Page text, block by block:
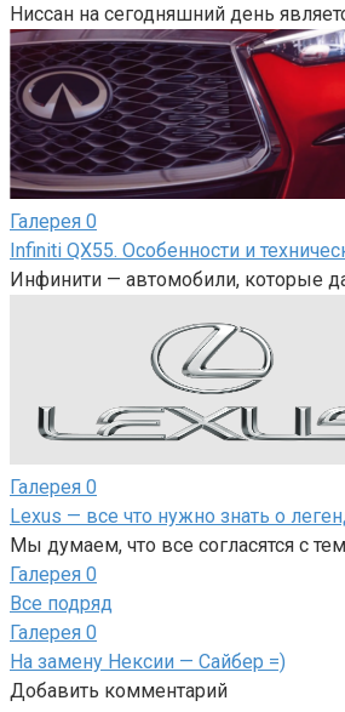
Ниссан на сегодняшний день
Галерея 0
Infiniti QX55. Особенности и
Инфинити — автомобили, которые
Галерея 0
Lexus — все что нужно знать о
Мы думаем, что все согласятся с
Галерея 0
Все подряд
Галерея 0
На замену Нексии — Сайбер =)
Добавить комментарий